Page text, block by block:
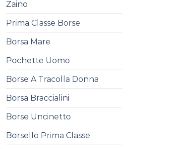
Zaino
Prima Classe Borse
Borsa Mare
Pochette Uomo
Borse A Tracolla Donna
Borsa Braccialini
Borse Uncinetto
Borsello Prima Classe